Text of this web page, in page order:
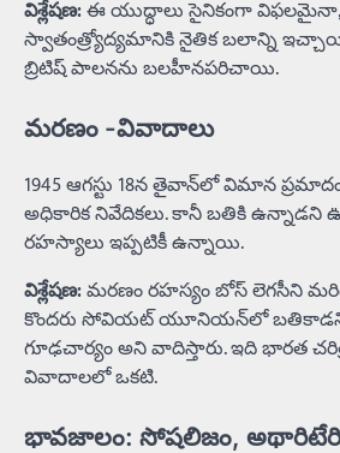
విశ్లేషణ:ఈ యుద్ధాలు సైనికంగా
స్వాతంత్ర్యోద్యమానికి నైతిక బలాన్ని
బ్రిటిష్ పాలనను బలహీనపరిచాయి.
మరణం -వివాదాలు
1945 ఆగస్టు 18న తైవాన్‌లో విమాన
అధికారిక నివేదికలు. కానీ బతికి
రహస్యాలు ఇప్పటికీ ఉన్నాయి.
విశ్లేషణ:మరణం రహస్యం బోస్ లెగసీని
కొందరు సోవియట్ యూనియన్‌లో బతికాడని,
గూఢచార్యం అని వాదిస్తారు. ఇది భారత
వివాదాలలో ఒకటి.
భావజాలం: సోషలిజం,